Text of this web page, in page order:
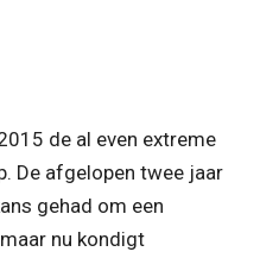
de al even extreme
De afgelopen twee jaar
gehad om een
nu kondigt